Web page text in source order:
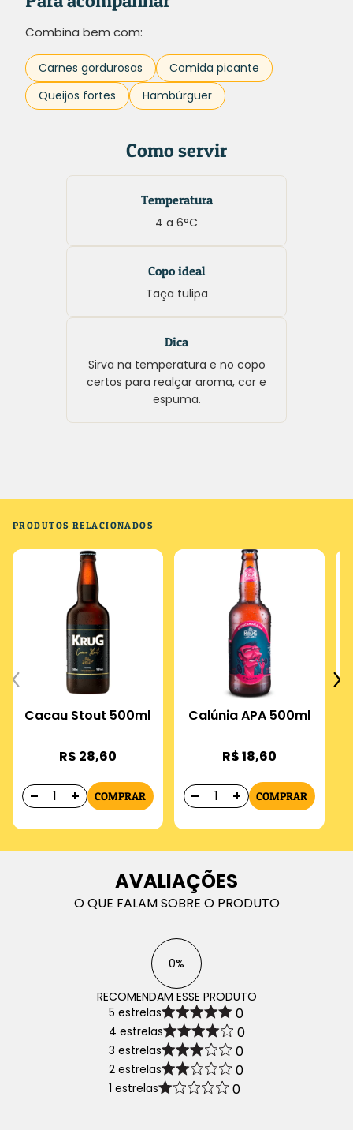
Combina bem com:
Carnes gordurosas
Comida picante
Queijos fortes
Hambúrguer
Como servir
Temperatura
4 a 6°C
Copo ideal
Taça tulipa
Dica
Sirva na temperatura e no copo
certos para realçar aroma, cor e
espuma.
PRODUTOS RELACIONADOS
Cacau Stout 500ml
R$ 28,60
COMPRAR
Calúnia APA 500ml
R$ 18,60
COMPRAR
AVALIAÇÕES
O QUE FALAM SOBRE O PRODUTO
0%
RECOMENDAM ESSE PRODUTO
5 estrelas
0
4 estrelas 0
3 estrelas 0
2 estrelas 0
1 estrelas 0